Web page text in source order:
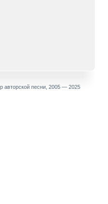
авторской песни, 2005 — 2025